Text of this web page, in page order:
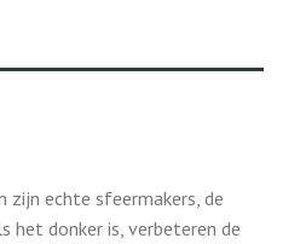
zijn echte sfeermakers, de
het donker is, verbeteren de